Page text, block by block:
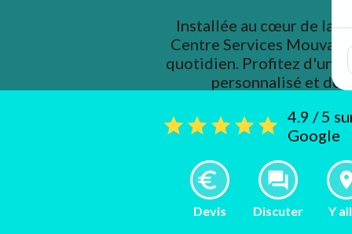
Installée au cœur de la
Centre Services
quotidien. Profitez d'un
personnalisé et de
4.9 / 5
Google
Devis Discuter Y